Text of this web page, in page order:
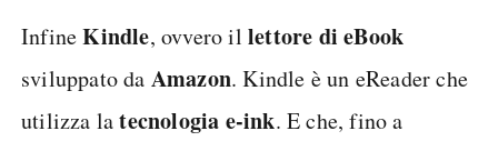
InfineKindle, ovvero illettore di eBook
sviluppato da Amazon. Kindle è un eReader che
utilizza latecnologia e-ink. E che, fino a